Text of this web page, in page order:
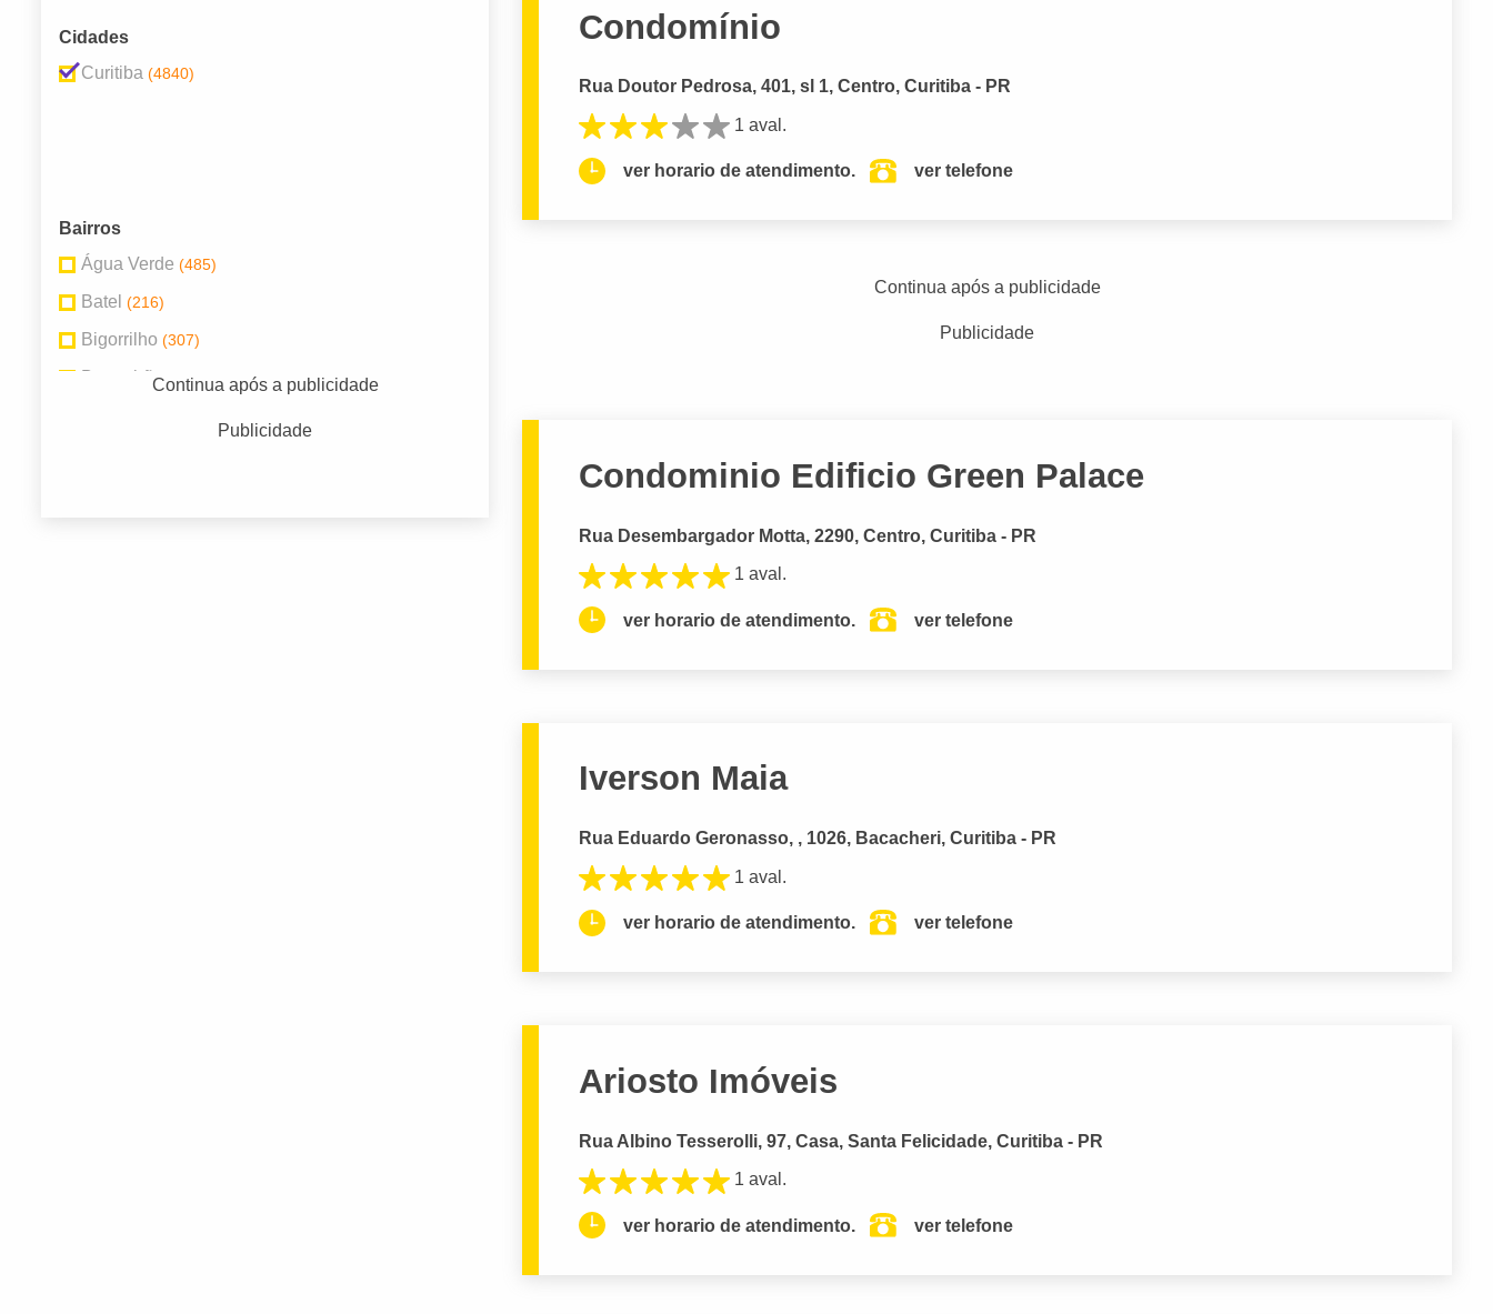
Cidades
Curitiba (4840)
Bairros
Água Verde (485)
Batel (216)
Bigorrilho (307)
Boqueirão(111)
Continua após a publicidade
Publicidade
Condomínio
Rua Doutor Pedrosa, 401, sl 1, Centro, Curitiba - PR
1 aval.
ver horario de atendimento. ver telefone
Continua após a publicidade
Publicidade
Condominio Edificio Green Palace
Rua Desembargador Motta, 2290, Centro, Curitiba - PR
1 aval.
ver horario de atendimento. ver telefone
Iverson Maia
Rua Eduardo Geronasso, , 1026, Bacacheri, Curitiba - PR
1 aval.
ver horario de atendimento. ver telefone
Ariosto Imóveis
Rua Albino Tesserolli, 97, Casa, Santa Felicidade, Curitiba - PR
1 aval.
ver horario de atendimento. ver telefone